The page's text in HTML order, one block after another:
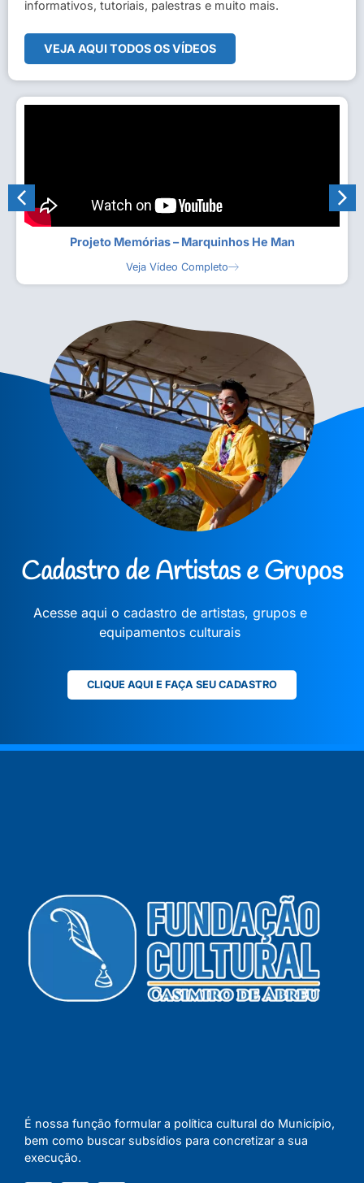
informativos, tutoriais, palestras e muito mais.
VEJA AQUI TODOS OS VÍDEOS
Projeto Memórias – Marquinhos He Man
Veja Vídeo Completo
Cadastro de Artistas e Grupos
Acesse aqui o cadastro de artistas, grupos e
equipamentos culturais
CLIQUE AQUI E FAÇA SEU CADASTRO
É nossa função formular a política cultural do Município,
bem como buscar subsídios para concretizar a sua
execução.